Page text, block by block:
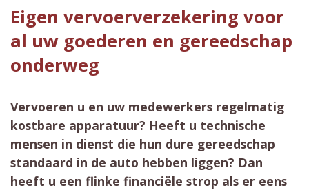
Eigen vervoerverzekering voor
al uw goederen en gereedschap
onderweg
Vervoeren u en uw medewerkers regelmatig
kostbare apparatuur? Heeft u technische
mensen in dienst die hun dure gereedschap
standaard in de auto hebben liggen? Dan
heeft u een flinke financiële strop als er eens